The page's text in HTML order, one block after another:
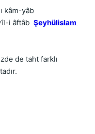
kâm-yâb
i âftâb Şeyhülislam
de taht farklı